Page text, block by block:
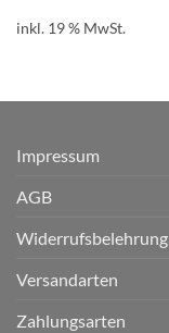
inkl. 19 % MwSt.
Impressum
AGB
Widerrufsbelehrung
Versandarten
Zahlungsarten